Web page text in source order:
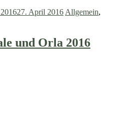
27. April 2016 Allgemein,
und Orla 2016